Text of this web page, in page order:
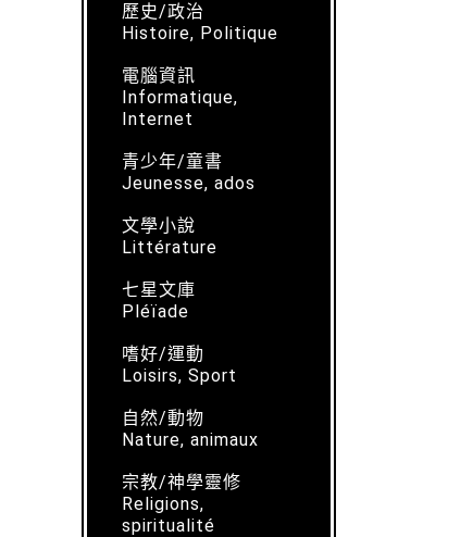
歷史/政治
Histoire, Politique
電腦資訊
Informatique,
Internet
青少年/童書
Jeunesse, ados
文學小說
Littérature
七星文庫
Pléïade
嗜好/運動
Loisirs, Sport
自然/動物
Nature, animaux
宗教/神學靈修
Religions,
spiritualité